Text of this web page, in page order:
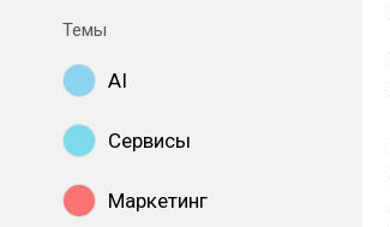
Темы
AI
Сервисы
Маркетинг